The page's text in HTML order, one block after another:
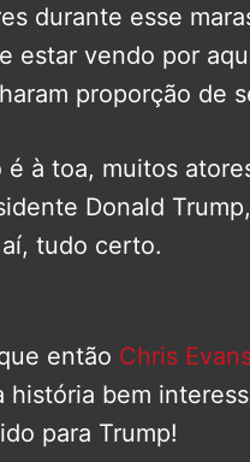
durante esse
estar vendo por
proporção de
é à toa, muitos
Donald
tudo certo.
então Chris
história bem
para Trump!